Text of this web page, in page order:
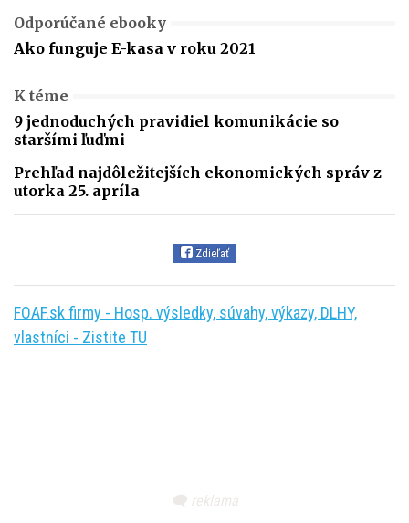
Odporúčané ebooky
Ako funguje E-kasa v roku 2021
K téme
9 jednoduchých pravidiel komunikácie so
staršími ľuďmi
Prehľad najdôležitejších ekonomických správ z
utorka 25. apríla
Zdieľať
FOAF.sk firmy - Hosp. výsledky, súvahy, výkazy, DLHY,
vlastníci - Zistite TU